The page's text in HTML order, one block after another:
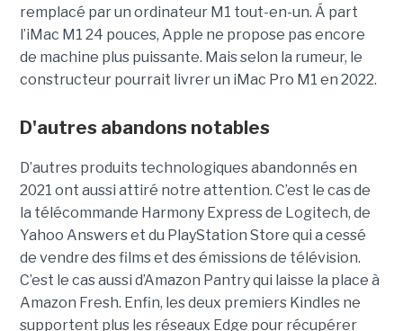
remplacé par un ordinateur M1 tout-en-un. Á part
l’iMac M1 24 pouces, Apple ne propose pas encore
de machine plus puissante. Mais selon la rumeur, le
constructeur pourrait livrer un iMac Pro M1 en 2022.
D'autres abandons notables
D’autres produits technologiques abandonnés en
2021 ont aussi attiré notre attention. C’est le cas de
la télécommande Harmony Express de Logitech, de
Yahoo Answers et du PlayStation Store qui a cessé
de vendre des films et des émissions de télévision.
C’est le cas aussi d’Amazon Pantry qui laisse la place à
Amazon Fresh. Enfin, les deux premiers Kindles ne
supportent plus les réseaux Edge pour récupérer